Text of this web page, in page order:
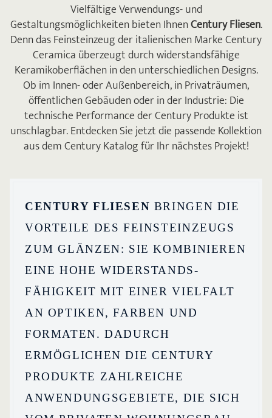
Vielfältige Verwendungs- und
Gestaltungsmöglichkeiten bieten IhnenCentury Fliesen.
Denn das Feinsteinzeug der italienischen Marke Century
Ceramica überzeugt durch widerstandsfähige
Keramikoberflächen in den unterschiedlichen Designs.
Ob im Innen- oder Außenbereich, in Privaträumen,
öffentlichen Gebäuden oder in der Industrie: Die
technische Performance der Century Produkte ist
unschlagbar. Entdecken Sie jetzt die passende Kollektion
aus dem Century Katalog für Ihr nächstes Projekt!
CENTURY FLIESEN BRINGEN DIE
VORTEILE DES FEINSTEINZEUGS
ZUM GLÄNZEN: SIE KOMBINIEREN
EINE HOHE WIDERSTANDS­
FÄHIGKEIT MIT EINER VIELFALT
AN OPTIKEN, FARBEN UND
FORMATEN. DADURCH
ERMÖGLICHEN DIE CENTURY
PRODUKTE ZAHLREICHE
ANWENDUNGS­GEBIETE, DIE SICH